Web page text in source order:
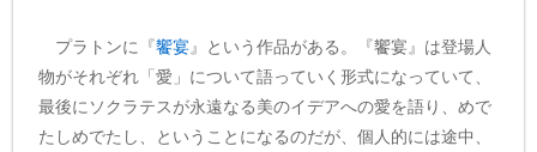
プラトンに『饗宴』という作品がある。『饗宴』は登場人
物がそれぞれ「愛」について語っていく形式になっていて、
最後にソクラテスが永遠なる美のイデアへの愛を語り、めで
たしめでたし、ということになるのだが、個人的には途中、